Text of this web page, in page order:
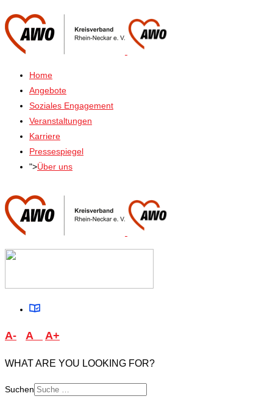
Home
Angebote
Soziales Engagement
Veranstaltungen
Karriere
Pressespiegel
">Über uns
A- A A+
WHAT ARE YOU LOOKING FOR?
Suchen